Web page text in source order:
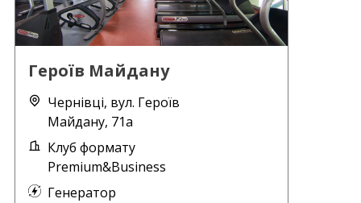
Героїв Майдану
Чернівці, вул. Героїв
Майдану, 71а
Клуб формату
Premium&Business
Генератор